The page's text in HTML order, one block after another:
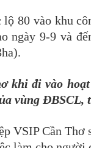
80 vào khu
ngày 9-9 và
khi đi vào
vùng ĐBSCL,
VSIP Cần